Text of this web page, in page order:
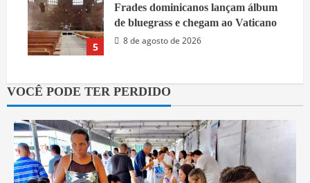
5
Frades dominicanos lançam álbum
de bluegrass e chegam ao Vaticano
8 de agosto de 2026
VOCÊ PODE TER PERDIDO